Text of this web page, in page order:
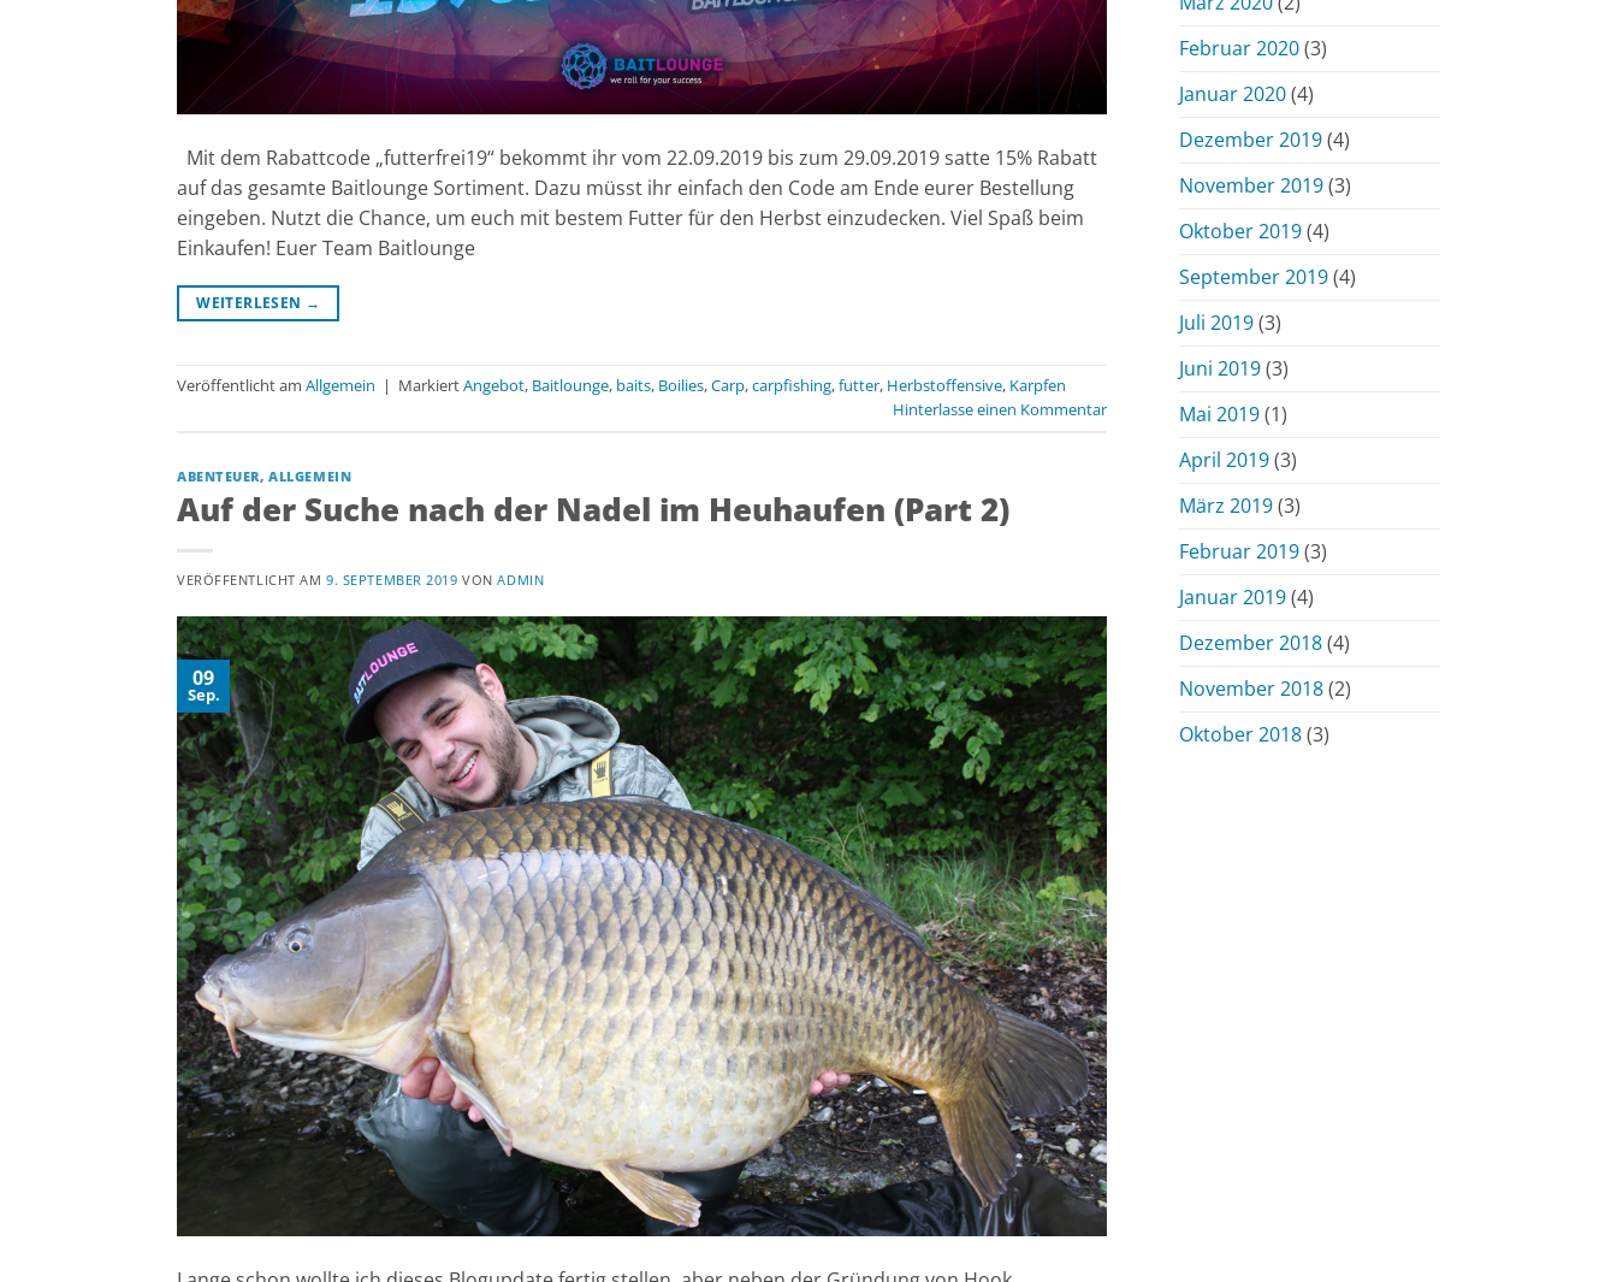
Mit dem Rabattcode „futterfrei19“ bekommt ihr vom 22.09.2019 bis zum 29.09.2019 satte 15% Rabatt
auf das gesamte Baitlounge Sortiment. Dazu müsst ihr einfach den Code am Ende eurer Bestellung
eingeben. Nutzt die Chance, um euch mit bestem Futter für den Herbst einzudecken. Viel Spaß beim
Einkaufen! Euer Team Baitlounge
WEITERLESEN →
Veröffentlicht am Allgemein | MarkiertAngebot, Baitlounge, baits, Boilies,Carp,carpfishing,futter, Herbstoffensive, Karpfen
Hinterlasse einen Kommentar
ABENTEUER,ALLGEMEIN
Auf der Suche nach der Nadel im Heuhaufen (Part 2)
VERÖFFENTLICHT AM9. SEPTEMBER 2019 VONADMIN
09
Sep.
Februar 2020(3)
Januar 2020(4)
Dezember 2019(4)
November 2019(3)
Oktober 2019(4)
September 2019(4)
Juli 2019(3)
Juni 2019(3)
Mai 2019(1)
April 2019(3)
März 2019(3)
Februar 2019(3)
Januar 2019(4)
Dezember 2018(4)
November 2018(2)
Oktober 2018(3)